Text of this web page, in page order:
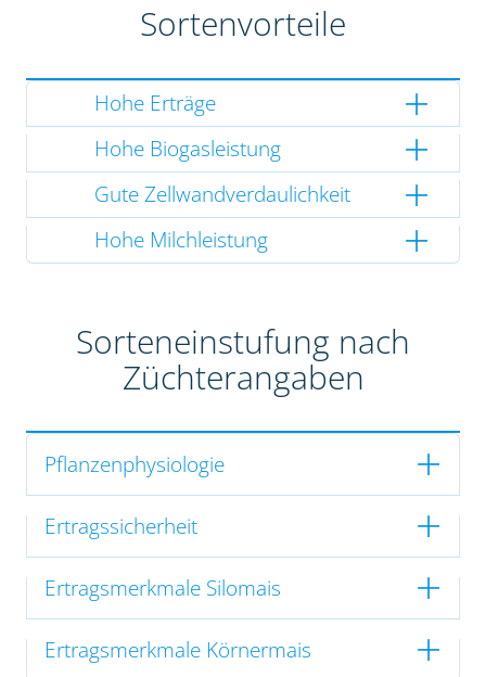
Sortenvorteile
Hohe Erträge
Hohe Biogasleistung
Gute Zellwandverdaulichkeit
Hohe Milchleistung
Sorteneinstufung nach
Züchterangaben
Pflanzenphysiologie
Ertragssicherheit
Ertragsmerkmale Silomais
Ertragsmerkmale Körnermais